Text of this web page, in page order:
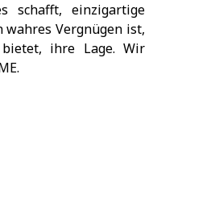
schafft, einzigartige
wahres Vergnügen ist,
ihre Lage. Wir